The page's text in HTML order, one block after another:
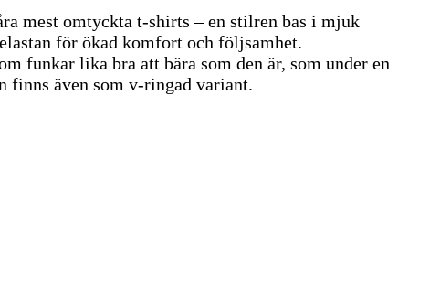
mest omtyckta t-shirts – en stilren bas i mjuk
för ökad komfort och följsamhet.
funkar lika bra att bära som den är, som under en
finns även som v-ringad variant.